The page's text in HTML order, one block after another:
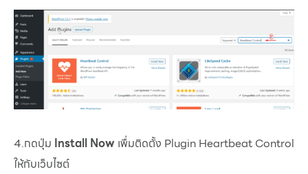
4.กดปุ่ม Install Now เพื่มติดตั้ง Plugin Heartbeat Control
ให้กับเว็บไซต์